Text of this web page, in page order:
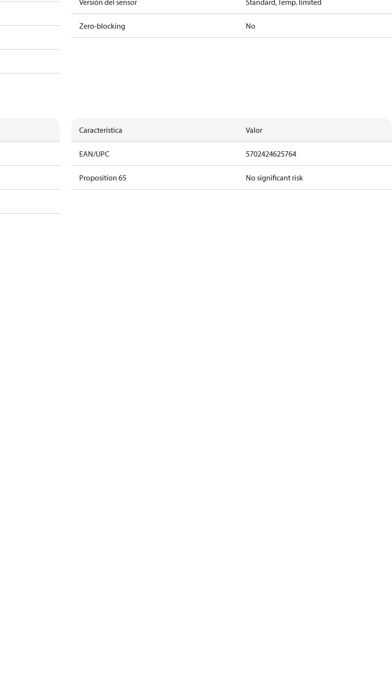
Versión del sensor Standard, Temp. limited
Zero-blocking No
Característica Valor
EAN/UPC 5702424625764
Proposition 65 No significant risk